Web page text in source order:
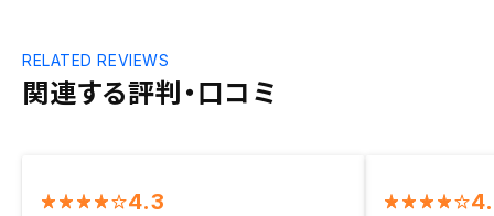
関連する評判・口コミ
RELATED REVIEWS
4.3